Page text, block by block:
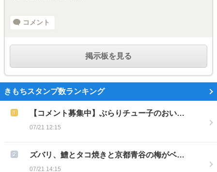
コメント
掲示板を見る
きもちスタンプ数ランキング
【コメント募集中】ぶらりチュー子のおい…
07/21 12:15
ズバリ、鱧とタコ焼きと京都青谷の梅がベ…
07/21 14:15